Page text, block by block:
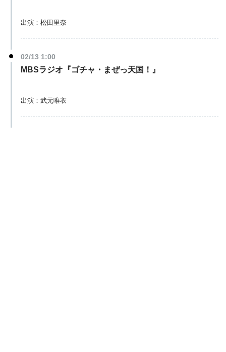
出演：松田里奈
02/13 1:00
MBSラジオ『ゴチャ・まぜっ天国！』
出演：武元唯衣